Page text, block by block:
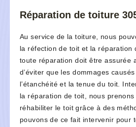
Réparation de toiture
Au service de la toiture, nous
la réfection de toit et la réparation
toute réparation doit être assurée
d’éviter que les dommages
l’étanchéité et la tenue du toit.
la réparation de toit, nous
réhabiliter le toit grâce à des
pouvons de ce fait intervenir pour